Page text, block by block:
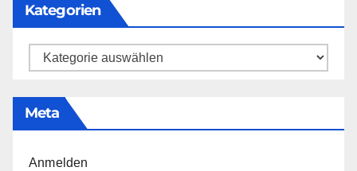
Kategorien
Kategorien
Meta
Anmelden